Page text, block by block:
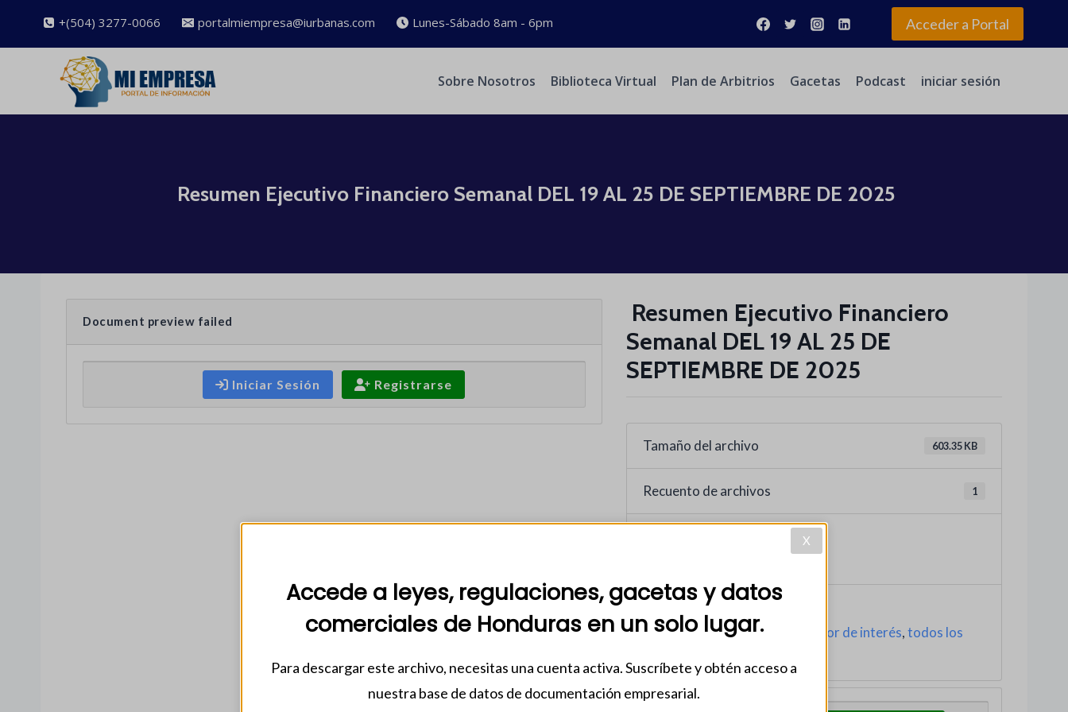
+(504) 3277-0066 portalmiempresa@iurbanas.com Lunes-Sábado 8am - 6pm Acceder a Portal
Sobre Nosotros Biblioteca Virtual Plan de Arbitrios Gacetas Podcast iniciar sesión
​​​​​ Resumen Ejecutivo Financiero Semanal DEL 19 AL 25 DE SEPTIEMBRE DE 2025
Document preview failed
Iniciar Sesión Registrarse
​​​​​ Resumen Ejecutivo Financiero
Semanal DEL 19 AL 25 DE
SEPTIEMBRE DE 2025
Tamaño del archivo 603.35 KB
Recuento de archivos 1
Categorias
2025,BCH,CIRCULARES Sector de interés,todos los
Accede a leyes, regulaciones, gacetas y datos
comerciales de Honduras en un solo lugar.
Para descargar este archivo, necesitas una cuenta activa. Suscríbete y obtén acceso a
nuestra base de datos de documentación empresarial.
X